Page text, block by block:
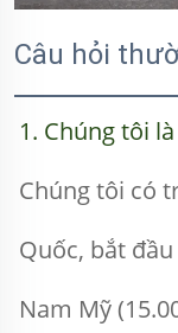
Câu hỏi
1. Chúng tôi là
Chúng tôi có
Quốc, bắt
Nam Mỹ